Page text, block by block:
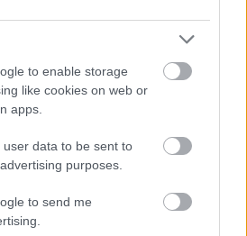
to enable storage
like cookies on web or
apps.
user data to be sent to
purposes.
to send me
Hz és FreeSync az ASUS
vs full HD, avagy a nagy
Blog| 2015.04.08 18:45